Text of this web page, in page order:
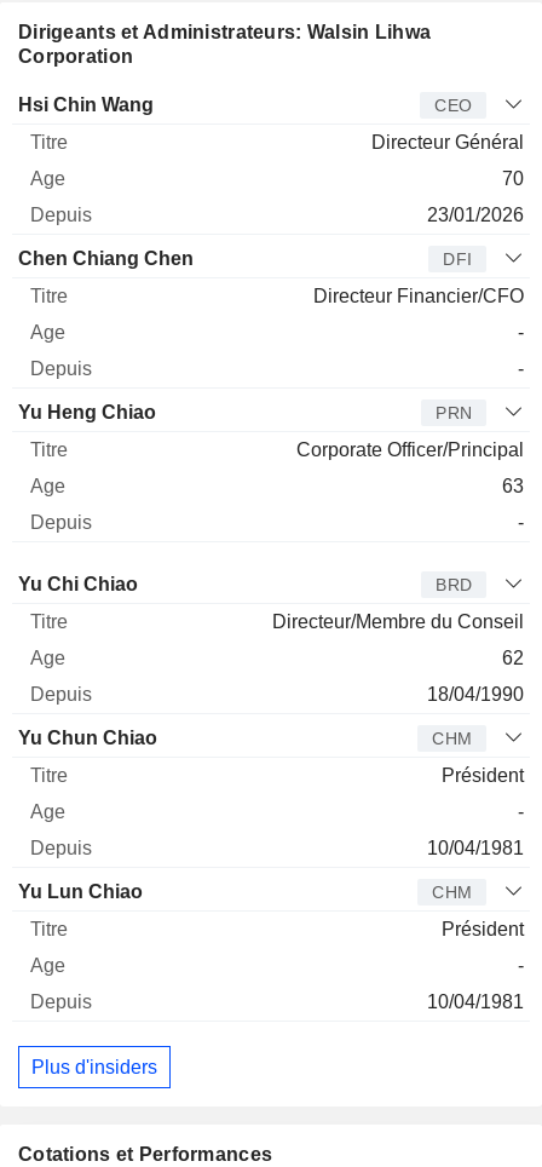
Cotations et Performances
Dirigeants et Administrateurs: Walsin Lihwa
Corporation
Dirigeant Titre
Hsi Chin Wang CEO
Directeur Général
70
23/01/2026
Chen Chiang Chen DFI
Directeur Financier/CFO
-
-
Yu Heng Chiao PRN
Corporate Officer/Principal
63
-
Administrateur
Yu Chi Chiao BRD
Directeur/Membre du Conseil
62
18/04/1990
Yu Chun Chiao CHM
Président
-
10/04/1981
Yu Lun Chiao CHM
Président
-
10/04/1981
Plus d'insiders